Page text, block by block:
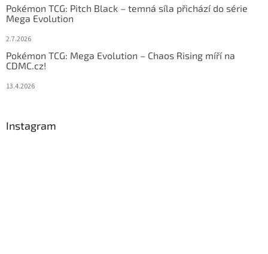
Pokémon TCG: Pitch Black – temná síla přichází do série
Mega Evolution
2.7.2026
Pokémon TCG: Mega Evolution – Chaos Rising míří na
CDMC.cz!
13.4.2026
Instagram